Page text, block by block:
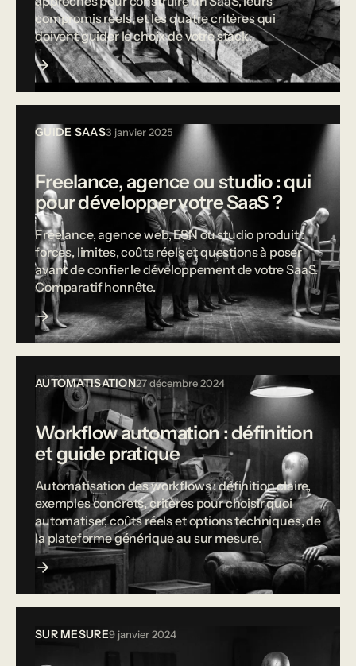
compromis réels, et les quatre critères qui
doivent guider le choix de votre stack.
GUIDE SAAS3 janvier 2025
Freelance, agence ou studio : qui
pour développer votre SaaS ?
Freelance, agence web, ESN ou studio produit :
forces, limites, coûts réels et questions à poser
avant de confier le développement de votre SaaS.
Comparatif honnête.
AUTOMATISATION27 décembre 2024
Workflow automation : définition
et guide pratique
Automatisation des workflows : définition claire,
exemples concrets, critères pour choisir quoi
automatiser, coûts réels et options techniques, de
la plateforme générique au sur mesure.
SUR MESURE9 janvier 2024